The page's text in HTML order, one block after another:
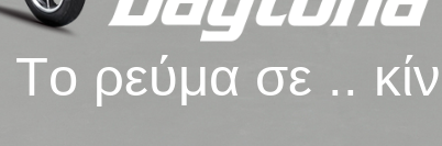
To ρεύμα σε .. κίν